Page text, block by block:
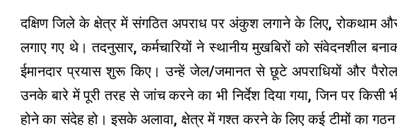
दक्षिण जिले के क्षेत्र में संगठित अपराध पर अंकुश लगाने के लिए, रोकथाम
लगाए गए थे। तदनुसार, कर्मचारियों ने स्थानीय मुखबिरों को संवेदनशील
ईमानदार प्रयास शुरू किए। उन्हें जेल/जमानत से छूटे अपराधियों और
उनके बारे में पूरी तरह से जांच करने का भी निर्देश दिया गया, जिन पर किसी
होने का संदेह हो। इसके अलावा, क्षेत्र में गश्त करने के लिए कई टीमों का